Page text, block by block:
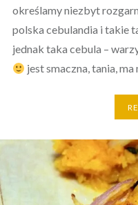
określamy niezbyt
polska cebulandia i takie
jednak taka cebula –
jest smaczna, tania,